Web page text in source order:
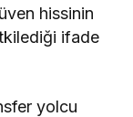
hissinin
ifade
yolcu